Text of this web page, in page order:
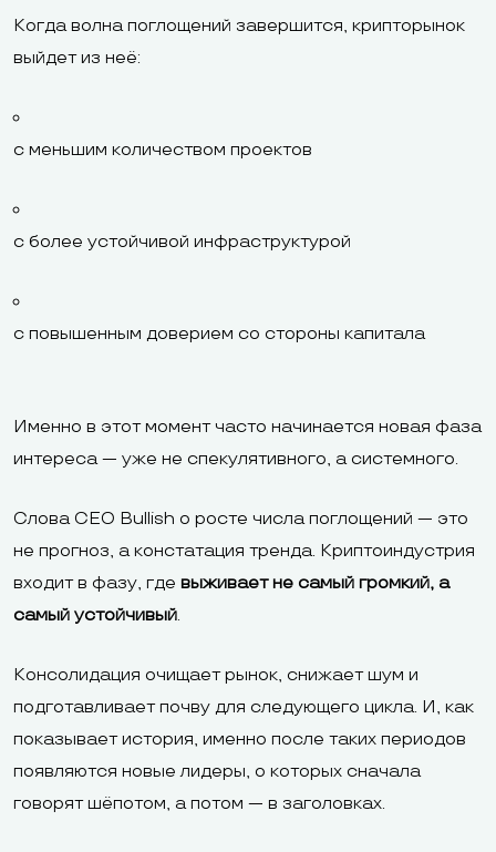
Когда волна поглощений завершится, крипторынок
выйдет из неё:
с меньшим количеством проектов
с более устойчивой инфраструктурой
с повышенным доверием со стороны капитала
Именно в этот момент часто начинается новая фаза
интереса — уже не спекулятивного, а системного.
Слова CEO Bullish о росте числа поглощений — это
не прогноз, а констатация тренда. Криптоиндустрия
входит в фазу, где выживает не самый громкий, а
самый устойчивый.
Консолидация очищает рынок, снижает шум и
подготавливает почву для следующего цикла. И, как
показывает история, именно после таких периодов
появляются новые лидеры, о которых сначала
говорят шёпотом, а потом — в заголовках.